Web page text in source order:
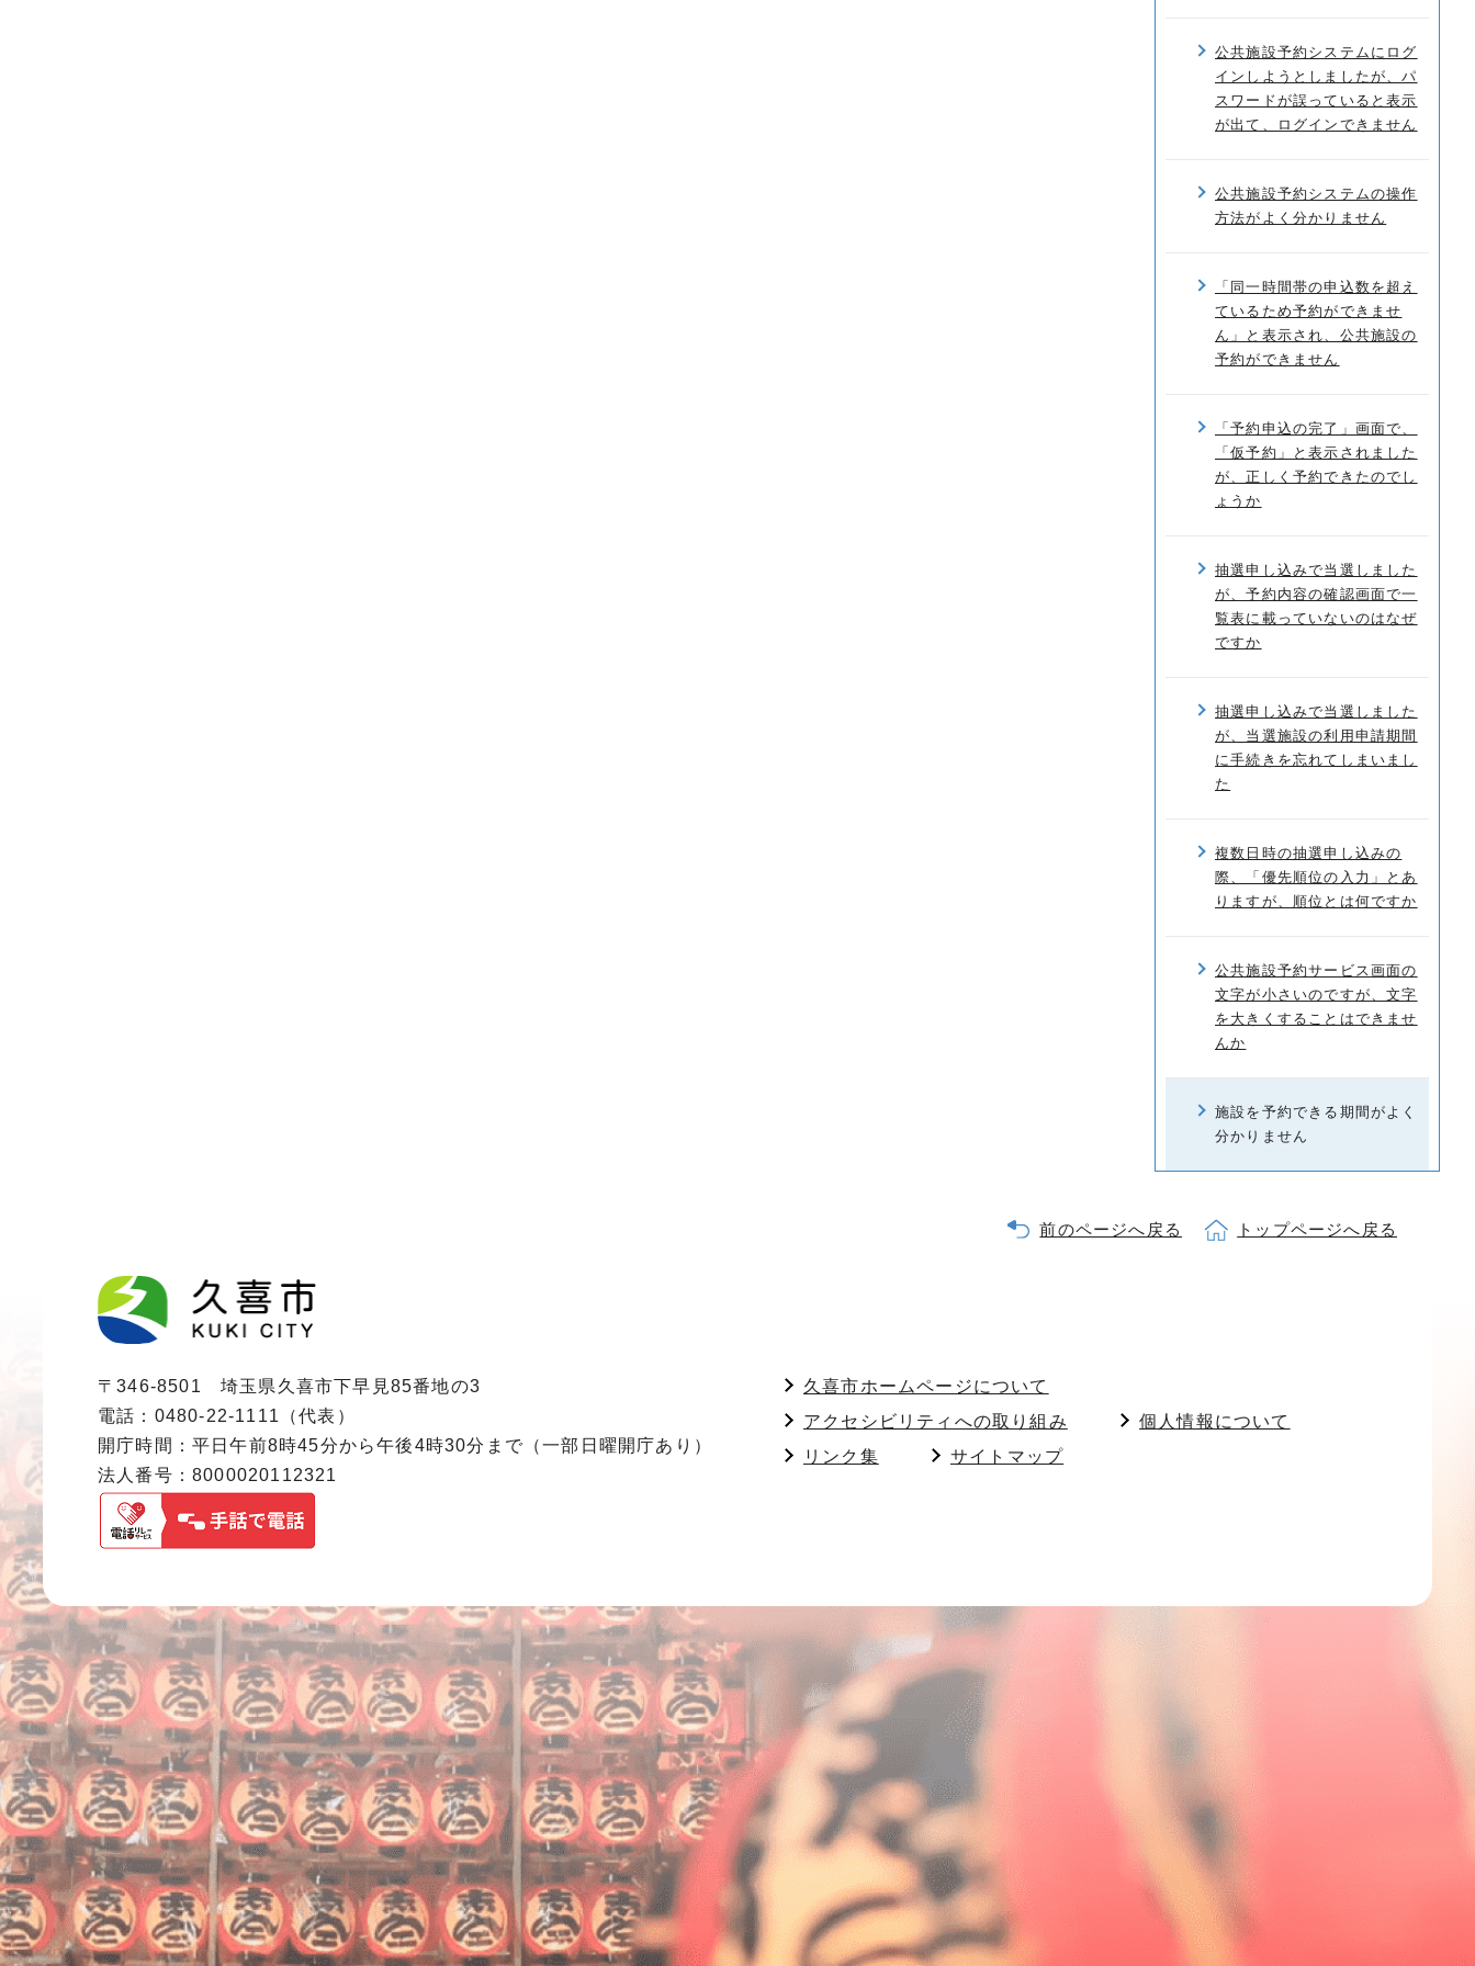
公共施設予約システムにログ
インしようとしましたが、パ
スワードが誤っていると表示
が出て、ログインできません
公共施設予約システムの操作
方法がよく分かりません
「同一時間帯の申込数を超え
ているため予約ができませ
ん」と表示され、公共施設の
予約ができません
「予約申込の完了」画面で、
「仮予約」と表示されました
が、正しく予約できたのでし
ょうか
抽選申し込みで当選しました
が、予約内容の確認画面で一
覧表に載っていないのはなぜ
ですか
抽選申し込みで当選しました
が、当選施設の利用申請期間
に手続きを忘れてしまいまし
た
複数日時の抽選申し込みの
際、「優先順位の入力」とあ
りますが、順位とは何ですか
公共施設予約サービス画面の
文字が小さいのですが、文字
を大きくすることはできませ
んか
施設を予約できる期間がよく
分かりません
前のページへ戻る トップページへ戻る
〒346-8501 埼玉県久喜市下早見85番地の3
電話：0480-22-1111（代表）
開庁時間：平日午前8時45分から午後4時30分まで（一部日曜開庁あり）
法人番号：8000020112321
久喜市ホームページについて
アクセシビリティへの取り組み
個人情報について
リンク集
サイトマップ